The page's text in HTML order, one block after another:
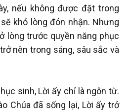
nếu không được đặt trong
khó lòng đón nhận. Nhưng
lòng trước quyền năng phục
nên trong sáng, sâu sắc và
sinh, Lời ấy chỉ là ngôn từ.
Chúa đã sống lại, Lời ấy trở